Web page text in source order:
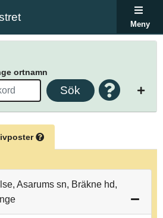
Meny
ortnamn
Sök
Asarums sn, Bräkne hd,